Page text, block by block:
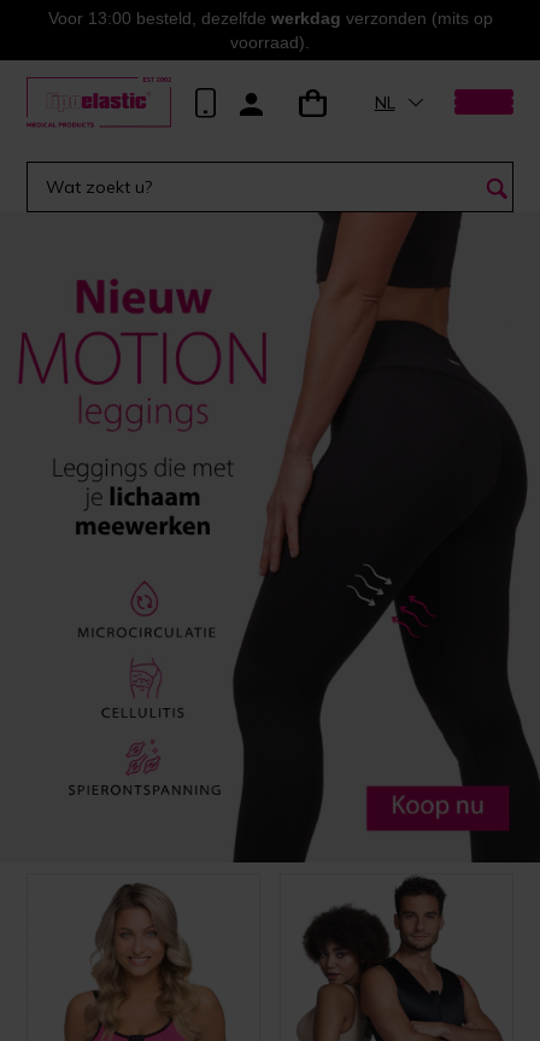
Voor 13:00 besteld, dezelfde werkdag verzonden (mits op
voorraad).
NL